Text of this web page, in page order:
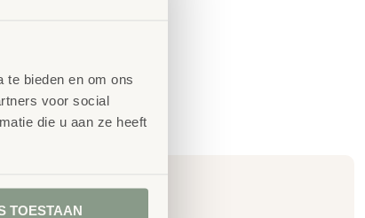
te bieden en om ons
voor social
die u aan ze heeft
TOESTAAN